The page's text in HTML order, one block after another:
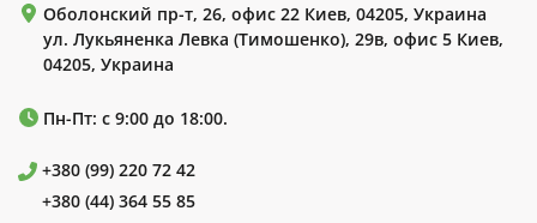
Оболонский пр-т, 26, офис 22 Киев, 04205, Украина
ул. Лукьяненка Левка (Тимошенко), 29в, офис 5 Киев,
04205, Украина
Пн-Пт: с 9:00 до 18:00.
+380 (99) 220 72 42
+380 (44) 364 55 85